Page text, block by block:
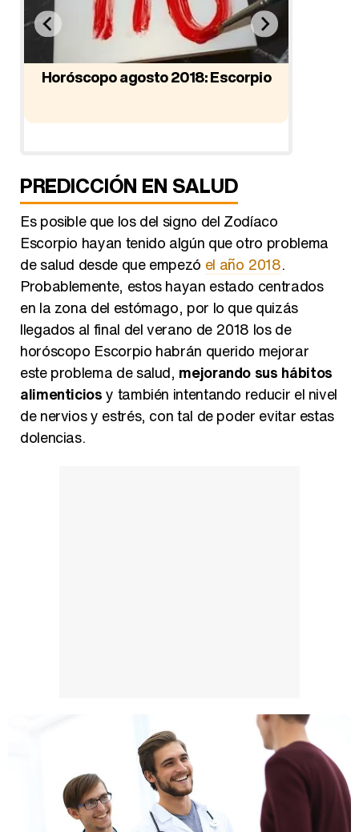
Horóscopo agosto 2018: Escorpio
PREDICCIÓN EN SALUD
Es posible que los del signo del Zodíaco
Escorpio hayan tenido algún que otro problema
de salud desde que empezó el año 2018.
Probablemente, estos hayan estado centrados
en la zona del estómago, por lo que quizás
llegados al final del verano de 2018 los de
horóscopo Escorpio habrán querido mejorar
este problema de salud, mejorando sus hábitos
alimenticiosy también intentando reducir el nivel
de nervios y estrés, con tal de poder evitar estas
dolencias.